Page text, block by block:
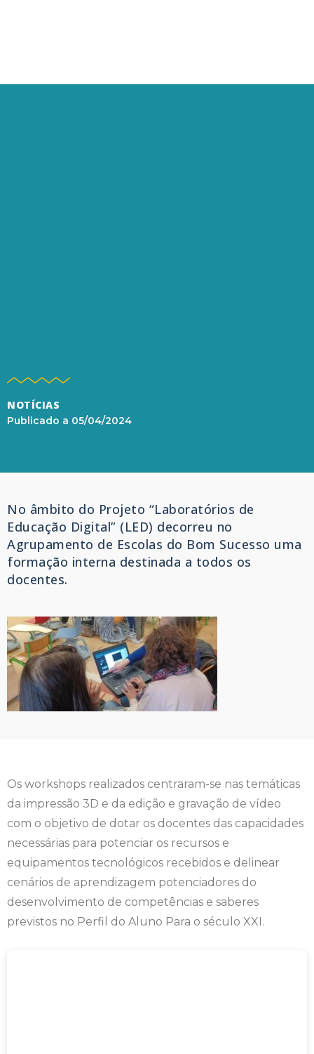
NOTÍCIAS
Publicado a 05/04/2024
No âmbito do Projeto “Laboratórios de
Educação Digital” (LED) decorreu no
Agrupamento de Escolas do Bom Sucesso uma
formação interna destinada a todos os
docentes.
Os workshops realizados centraram-se nas temáticas
da impressão 3D e da edição e gravação de vídeo
com o objetivo de dotar os docentes das capacidades
necessárias para potenciar os recursos e
equipamentos tecnológicos recebidos e delinear
cenários de aprendizagem potenciadores do
desenvolvimento de competências e saberes
previstos no Perfil do Aluno Para o século XXI.